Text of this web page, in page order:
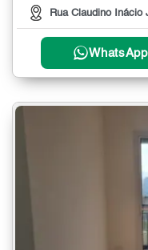
Rua Claudino Inácio
WhatsApp